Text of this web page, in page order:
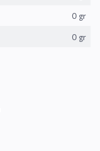
0 gr
0 gr